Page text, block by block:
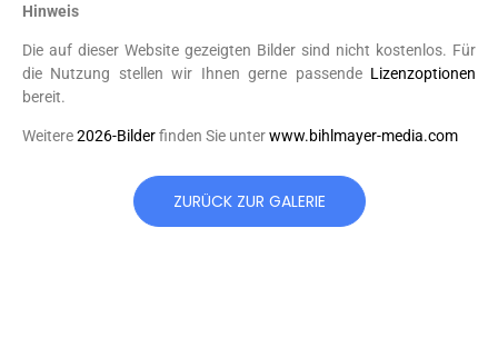
Hinweis
Die auf dieser Website gezeigten Bilder sind nicht kostenlos. Für
die Nutzung stellen wir Ihnen gerne passende Lizenzoptionen
bereit.
Weitere2026-Bilderfinden Sie unterwww.bihlmayer-media.com
ZURÜCK ZUR GALERIE